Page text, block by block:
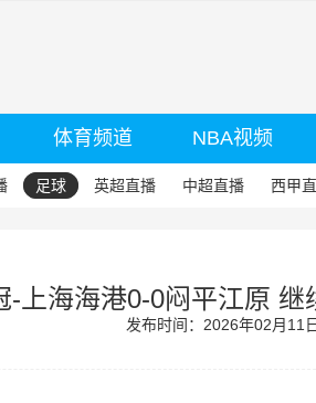
体育频道 NBA视频
足球 英超直播 中超直播 西甲
-上海海港0-0闷平江原 继
发布时间：2026年02月11